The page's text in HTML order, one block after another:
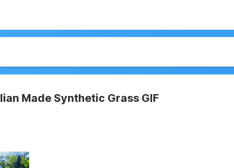
Made Synthetic Grass GIF